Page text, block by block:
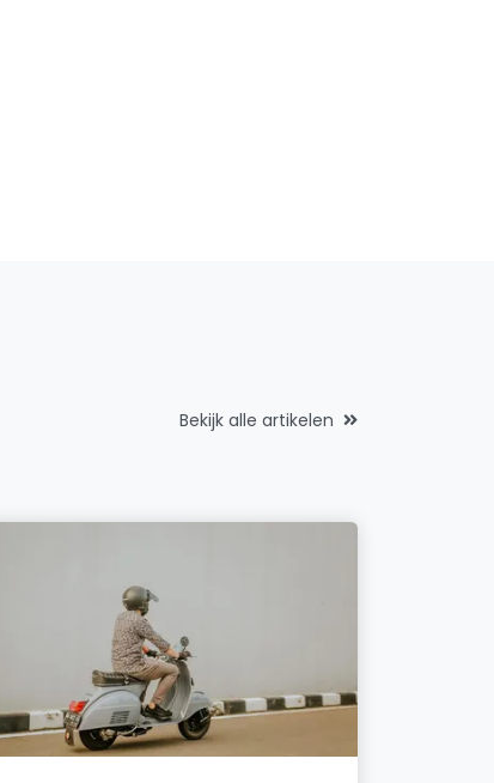
Bekijk alle artikelen